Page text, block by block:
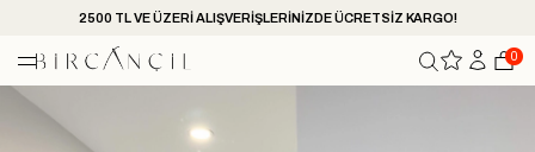
2500 TL VE ÜZERİ ALIŞVERİŞLERİNİZDE ÜCRETSİZ KARGO!
0